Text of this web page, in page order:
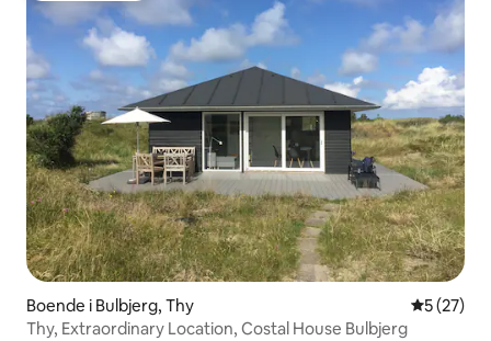
Boende i Bulbjerg, Thy 5 av 5 i
5 (27)
Thy, Extraordinary Location, Costal House Bulbjerg